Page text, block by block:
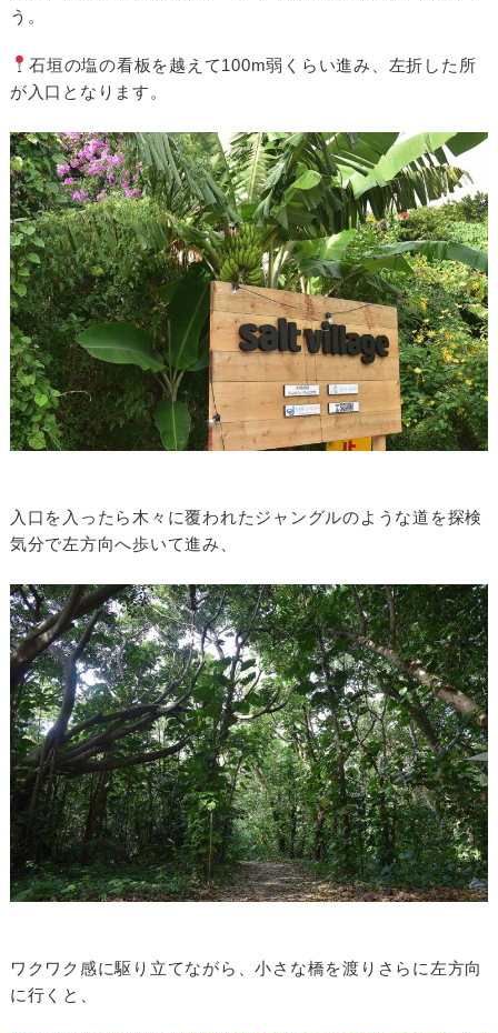
う。
石垣の塩の看板を越えて100m弱くらい進み、左折した所
が入口となります。
入口を入ったら木々に覆われたジャングルのような道を探検
気分で左方向へ歩いて進み、
ワクワク感に駆り立てながら、小さな橋を渡りさらに左方向
に行くと、